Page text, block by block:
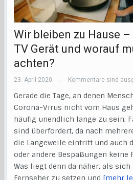
Wir bleiben zu Hause
TV Gerät und worauf
achten?
23. April 2020 — Kommentare sind
Gerade die Tage, an denen
Corona-Virus nicht vom Haus
häufig unendlich lange zu sein.
sind überfordert, da nach
die Langeweile eintritt und auch
oder andere Bespaßungen keine
Was liegt denn da näher, als
Fernseher zu setzen und [mehr